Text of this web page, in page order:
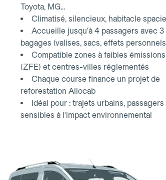
Toyota, MG...
Climatisé, silencieux, habitacle
Accueille jusqu'à 4 passagers avec 3
bagages (valises, sacs, effets
Compatible zones à faibles émissions
(ZFE) et centres-villes réglementés
Chaque course finance un projet de
reforestation Allocab
Idéal pour : trajets urbains, passagers
sensibles à l'impact environnemental